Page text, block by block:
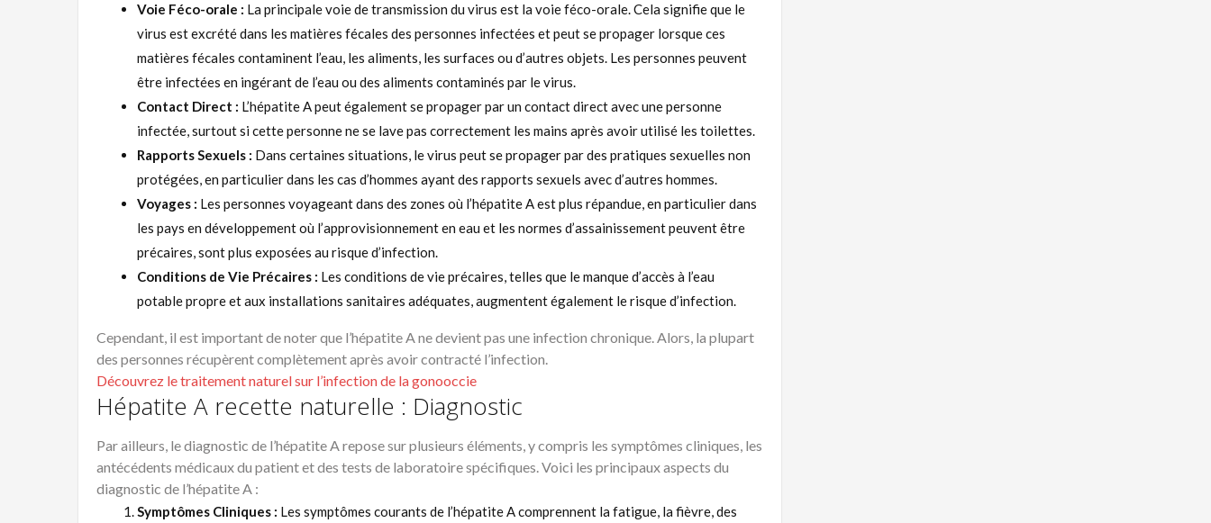
Voie Féco-orale : La principale voie de transmission du virus est la voie féco-orale. Cela signifie que le
virus est excrété dans les matières fécales des personnes infectées et peut se propager lorsque ces
matières fécales contaminent l’eau, les aliments, les surfaces ou d’autres objets. Les personnes peuvent
être infectées en ingérant de l’eau ou des aliments contaminés par le virus.
Contact Direct : L’hépatite A peut également se propager par un contact direct avec une personne
infectée, surtout si cette personne ne se lave pas correctement les mains après avoir utilisé les toilettes.
Rapports Sexuels : Dans certaines situations, le virus peut se propager par des pratiques sexuelles non
protégées, en particulier dans les cas d’hommes ayant des rapports sexuels avec d’autres hommes.
Voyages : Les personnes voyageant dans des zones où l’hépatite A est plus répandue, en particulier dans
les pays en développement où l’approvisionnement en eau et les normes d’assainissement peuvent être
précaires, sont plus exposées au risque d’infection.
Conditions de Vie Précaires : Les conditions de vie précaires, telles que le manque d’accès à l’eau
potable propre et aux installations sanitaires adéquates, augmentent également le risque d’infection.
Cependant, il est important de noter que l’hépatite A ne devient pas une infection chronique. Alors, la plupart
des personnes récupèrent complètement après avoir contracté l’infection.
Découvrez le traitement naturel sur l’infection de la gonooccie
Hépatite A recette naturelle : Diagnostic
Par ailleurs, le diagnostic de l’hépatite A repose sur plusieurs éléments, y compris les symptômes cliniques, les
antécédents médicaux du patient et des tests de laboratoire spécifiques. Voici les principaux aspects du
diagnostic de l’hépatite A :
Symptômes Cliniques : Les symptômes courants de l’hépatite A comprennent la fatigue, la fièvre, des